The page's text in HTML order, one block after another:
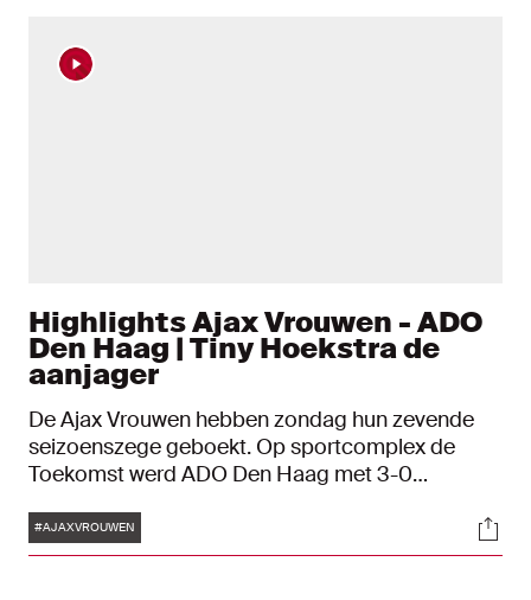
Highlights Ajax Vrouwen - ADO
Den Haag | Tiny Hoekstra de
aanjager
De Ajax Vrouwen hebben zondag hun zevende
seizoenszege geboekt. Op sportcomplex de
Toekomst werd ADO Den Haag met 3-0
de score, waarna Roméé Leuchter ook nog
tweemaal doeltreffend was.
Tags
#AJAXVROUWEN